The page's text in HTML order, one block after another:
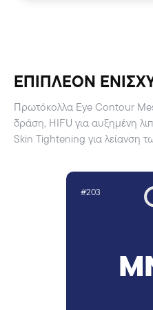
ΕΠΙΠΛΕΟΝ
Πρωτόκολλα Eye Contour
δράση, HIFU για αυξημένη
Skin Tightening για λείανση
#203